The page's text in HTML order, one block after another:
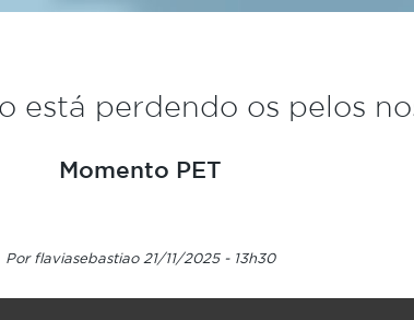
está perdendo os pelos
Momento PET
Por flaviasebastiao 21/11/2025 - 13h30